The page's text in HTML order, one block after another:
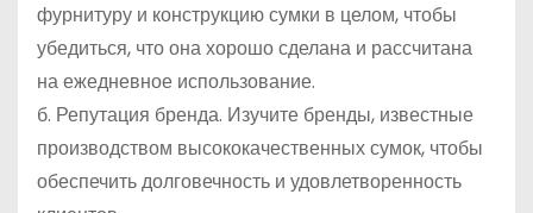
фурнитуру и конструкцию сумки в целом, чтобы
убедиться, что она хорошо сделана и рассчитана
на ежедневное использование.
б. Репутация бренда. Изучите бренды, известные
производством высококачественных сумок, чтобы
обеспечить долговечность и удовлетворенность